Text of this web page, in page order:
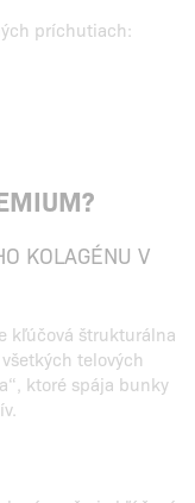
príchutiach:
KOLAGÉNU V
kľúčová štrukturálna
telových
ktoré spája bunky